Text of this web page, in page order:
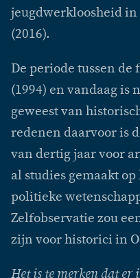
jeugdwerkloosheid in
(2016).
De periode tussen
(1994) en vandaag is
geweest van
redenen daarvoor is
van dertig jaar voor
al studies gemaakt
politieke
Zelfobservatie zou
zijn voor historici in
Het is te merken dat er